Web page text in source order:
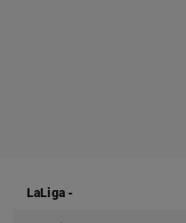
LaLiga-